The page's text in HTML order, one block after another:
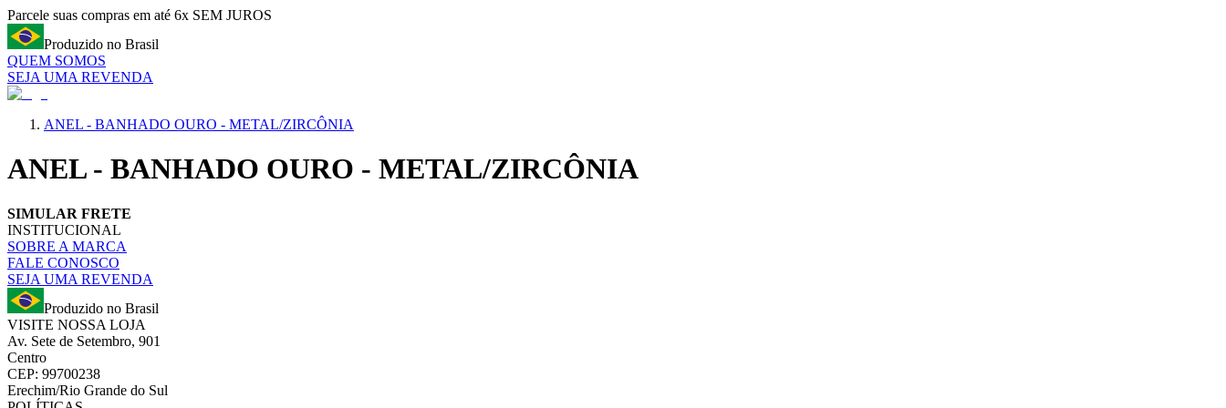
Parcele suas compras em até 6x SEM JUROS
Produzido no Brasil
QUEM SOMOS
SEJA UMA REVENDA
ANEL - BANHADO OURO - METAL/ZIRCÔNIA
ANEL - BANHADO OURO - METAL/ZIRCÔNIA
SIMULAR FRETE
INSTITUCIONAL
SOBRE A MARCA
FALE CONOSCO
SEJA UMA REVENDA
Produzido no Brasil
VISITE NOSSA LOJA
Av. Sete de Setembro, 901
Centro
CEP: 99700238
Erechim/Rio Grande do Sul